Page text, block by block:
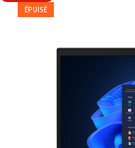
ÉPUISÉ